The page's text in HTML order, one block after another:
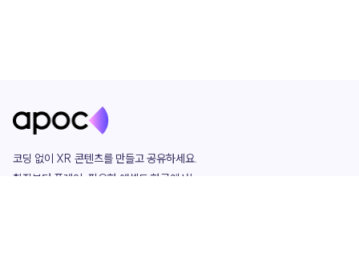
코딩 없이 XR 콘텐츠를 만들고 공유하세요.
창작부터 플레이, 필요한 애셋도 한곳에서!